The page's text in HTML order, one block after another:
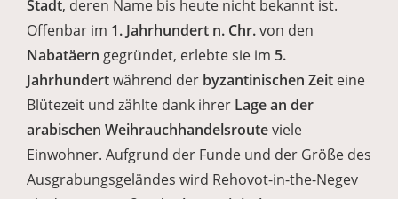
Stadt, deren Name bis heute nicht bekannt ist.
Offenbar im 1. Jahrhundert n. Chr.von den
Nabatäern gegründet, erlebte sie im 5.
Jahrhundertwährend der byzantinischen Zeit eine
Blütezeit und zählte dank ihrer Lage an der
arabischen Weihrauchhandelsrouteviele
Einwohner. Aufgrund der Funde und der Größe des
Ausgrabungsgeländes wird Rehovot-in-the-Negev